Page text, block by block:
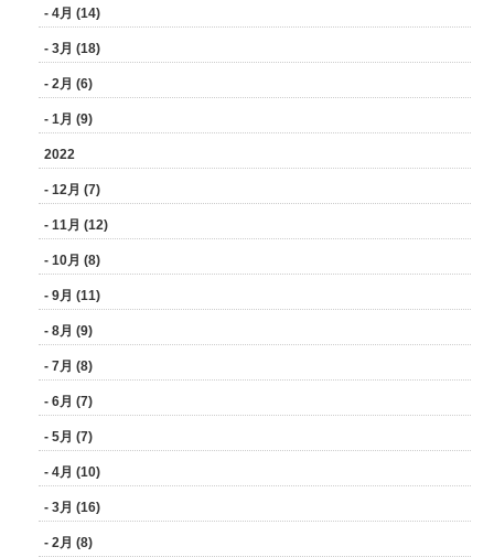
- 4月 (14)
- 3月 (18)
- 2月 (6)
- 1月 (9)
2022
- 12月 (7)
- 11月 (12)
- 10月 (8)
- 9月 (11)
- 8月 (9)
- 7月 (8)
- 6月 (7)
- 5月 (7)
- 4月 (10)
- 3月 (16)
- 2月 (8)